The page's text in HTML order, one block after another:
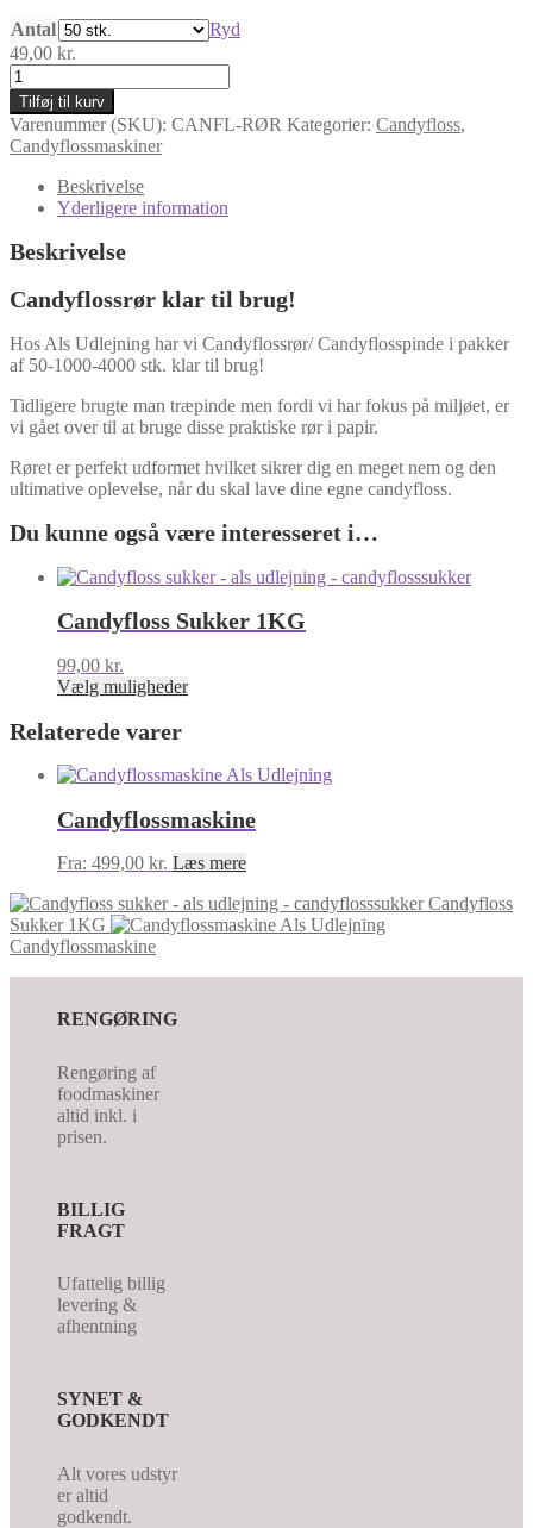
til
Antal
Ryd
49,00 kr.
Candyflossrør
antal
Tilføj til kurv
Varenummer (SKU): CANFL-RØR Kategorier: Candyfloss,
Candyflossmaskiner
Beskrivelse
Yderligere information
Beskrivelse
Candyflossrør klar til brug!
Hos Als Udlejning har vi Candyflossrør/ Candyflosspinde i pakker
af 50-1000-4000 stk. klar til brug!
Tidligere brugte man træpinde men fordi vi har fokus på miljøet, er
vi gået over til at bruge disse praktiske rør i papir.
Røret er perfekt udformet hvilket sikrer dig en meget nem og den
ultimative oplevelse, når du skal lave dine egne candyfloss.
Du kunne også være interesseret i…
Candyfloss Sukker 1KG
99,00 kr.
Vælg mulighederDette
varianter.
kan
vælges
på
varesiden
Relaterede varer
Candyflossmaskine
Fra: 499,00 kr. Læs mere
Candyfloss
Sukker 1KG
Candyflossmaskine
RENGØRING
Rengøring af
foodmaskiner
altid inkl. i
prisen.
BILLIG
FRAGT
Ufattelig billig
levering &
afhentning
SYNET &
GODKENDT
Alt vores udstyr
er altid
godkendt.